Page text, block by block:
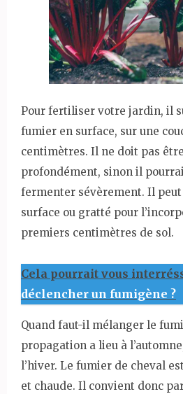
Pour fertiliser votre jardin, il
fumier en surface, sur une
centimètres. Il ne doit pas
profondément, sinon il
fermenter sévèrement. Il
surface ou gratté pour
premiers centimètres de sol.
Cela pourrait vous
déclencher un fumigène ?
Quand faut-il mélanger le
propagation a lieu à
l’hiver. Le fumier de cheval
et chaude. Il convient donc